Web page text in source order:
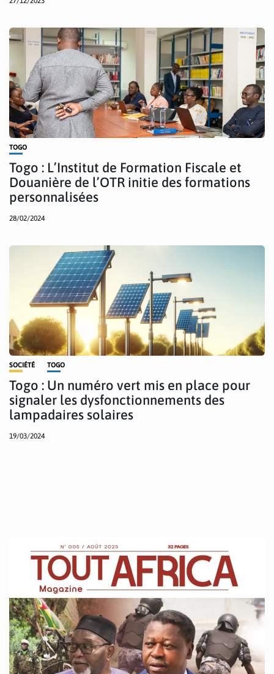
TOGO
Togo : L’Institut de Formation Fiscale et
Douanière de l’OTR initie des formations
personnalisées
28/02/2024
SOCIÉTÉ TOGO
Togo : Un numéro vert mis en place pour
signaler les dysfonctionnements des
lampadaires solaires
19/03/2024